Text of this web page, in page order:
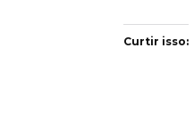
Curtir isso: